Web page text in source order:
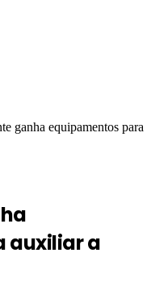
ganha equipamentos para
auxiliar a